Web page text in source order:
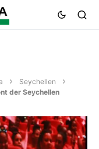
Seychellen
der Seychellen